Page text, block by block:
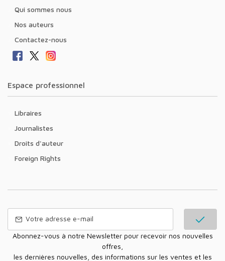
Qui sommes nous
Nos auteurs
Contactez-nous
Espace professionnel
Libraires
Journalistes
Droits d'auteur
Foreign Rights
Abonnez-vous à notre Newsletter pour recevoir nos nouvelles
offres,
les dernières nouvelles, des informations sur les ventes et les